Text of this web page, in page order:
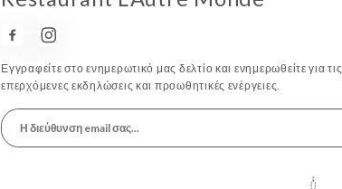
Εγγραφείτε στο ενημερωτικό μας δελτίο και ενημερωθείτε για τις
επερχόμενες εκδηλώσεις και προωθητικές ενέργειες.